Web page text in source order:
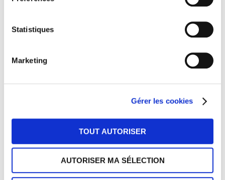
Statistiques
Marketing
Gérer les cookies
TOUT AUTORISER
AUTORISER MA SÉLECTION
RÉPONDRE
Bonjour M. Vinot,
RÉPONDRE